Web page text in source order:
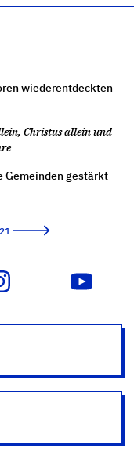
wiederentdeckten
Christus allein und
Gemeinden gestärkt